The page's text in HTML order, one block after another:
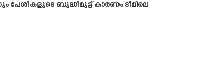
ബുദ്ധിമുട്ട് കാരണം ടീമിലെ